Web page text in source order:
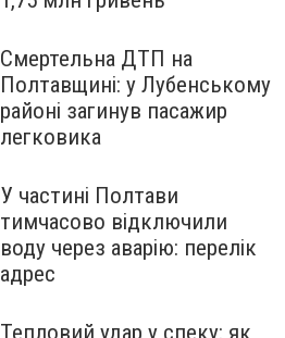
Смертельна ДТП на
Полтавщині: у Лубенському
районі загинув пасажир
легковика
У частині Полтави
тимчасово відключили
воду через аварію: перелік
адрес
Тепловий удар у спеку: як